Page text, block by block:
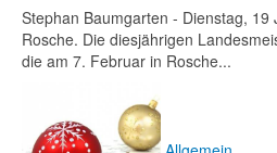
Stephan Baumgarten - Dienstag, 19
Rosche. Die diesjährigen
die am 7. Februar in Rosche...